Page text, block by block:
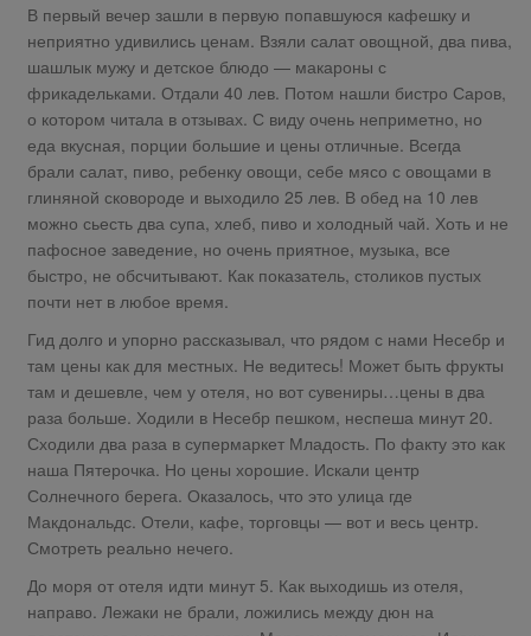
В первый вечер зашли в первую попавшуюся кафешку и
неприятно удивились ценам. Взяли салат овощной, два пива,
шашлык мужу и детское блюдо — макароны с
фрикадельками. Отдали 40 лев. Потом нашли бистро Саров,
о котором читала в отзывах. С виду очень неприметно, но
еда вкусная, порции большие и цены отличные. Всегда
брали салат, пиво, ребенку овощи, себе мясо с овощами в
глиняной сковороде и выходило 25 лев. В обед на 10 лев
можно сьесть два супа, хлеб, пиво и холодный чай. Хоть и не
пафосное заведение, но очень приятное, музыка, все
быстро, не обсчитывают. Как показатель, столиков пустых
почти нет в любое время.
Гид долго и упорно рассказывал, что рядом с нами Несебр и
там цены как для местных. Не ведитесь! Может быть фрукты
там и дешевле, чем у отеля, но вот сувениры…цены в два
раза больше. Ходили в Несебр пешком, неспеша минут 20.
Сходили два раза в супермаркет Младость. По факту это как
наша Пятерочка. Но цены хорошие. Искали центр
Солнечного берега. Оказалось, что это улица где
Макдональдс. Отели, кафе, торговцы — вот и весь центр.
Смотреть реально нечего.
До моря от отеля идти минут 5. Как выходишь из отеля,
направо. Лежаки не брали, ложились между дюн на